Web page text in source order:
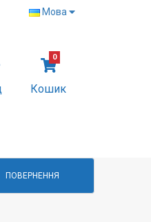
Мова
Кошик
0
ПОВЕРНЕННЯ